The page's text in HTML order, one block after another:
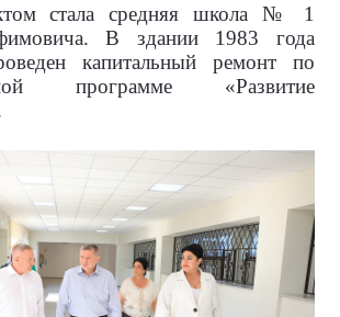
стала средняя школа № 1
В здании 1983 года
капитальный ремонт по
программе «Развитие